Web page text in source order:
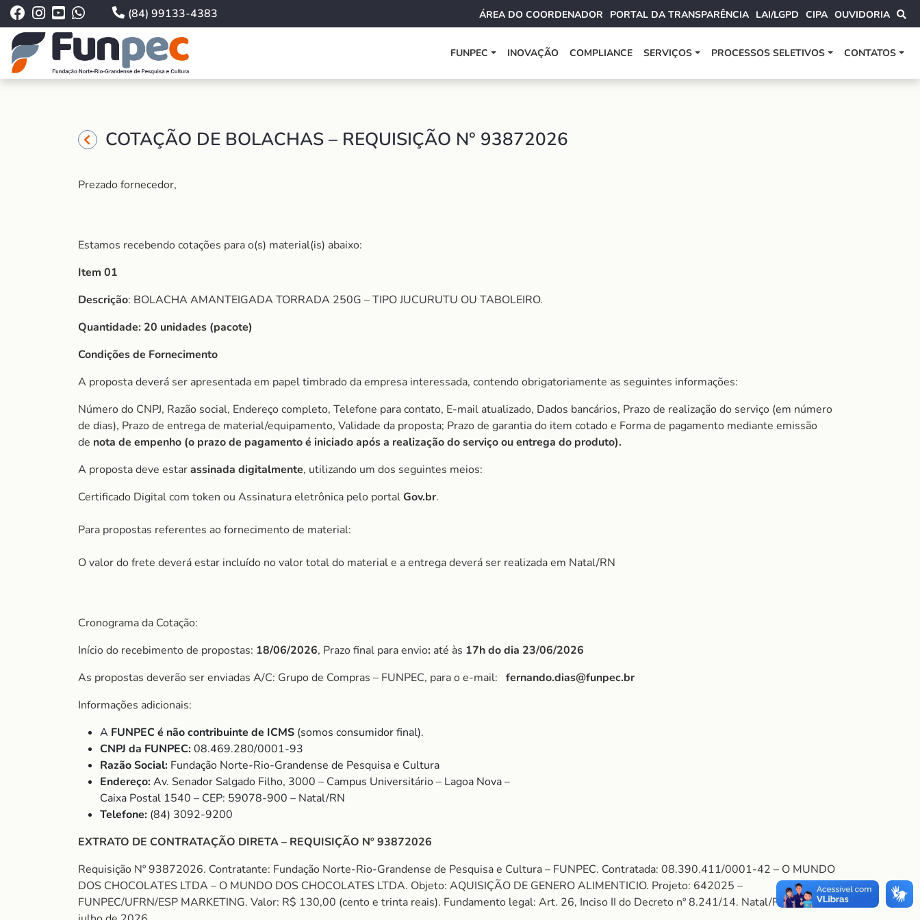
(84) 99133-4383 ÁREA DO COORDENADOR PORTAL DA TRANSPARÊNCIA LAI/LGPD CIPA OUVIDORIA
FUNPEC INOVAÇÃO COMPLIANCE SERVIÇOS PROCESSOS SELETIVOS CONTATOS
COTAÇÃO DE BOLACHAS – REQUISIÇÃO N° 93872026
Prezado fornecedor,
Estamos recebendo cotações para o(s) material(is) abaixo:
Item 01
Descrição: BOLACHA AMANTEIGADA TORRADA 250G – TIPO JUCURUTU OU TABOLEIRO.
Quantidade: 20 unidades (pacote)
Condições de Fornecimento
A proposta deverá ser apresentada em papel timbrado da empresa interessada, contendo obrigatoriamente as seguintes informações:
Número do CNPJ, Razão social, Endereço completo, Telefone para contato, E-mail atualizado, Dados bancários, Prazo de realização do serviço (em número
de dias), Prazo de entrega de material/equipamento, Validade da proposta; Prazo de garantia do item cotado e Forma de pagamento mediante emissão
de nota de empenho (o prazo de pagamento é iniciado após a realização do serviço ou entrega do produto).
A proposta deve estarassinada digitalmente, utilizando um dos seguintes meios:
Certificado Digital com token ou Assinatura eletrônica pelo portalGov.br.
Para propostas referentes ao fornecimento de material:
O valor do frete deverá estar incluído no valor total do material e a entrega deverá ser realizada em Natal/RN
Cronograma da Cotação:
Início do recebimento de propostas: 18/06/2026, Prazo final para envio: até às 17h do dia 23/06/2026
As propostas deverão ser enviadas A/C: Grupo de Compras – FUNPEC, para o e-mail: fernando.dias@funpec.br
Informações adicionais:
A FUNPEC é não contribuinte de ICMS (somos consumidor final).
CNPJ da FUNPEC:08.469.280/0001-93
Razão Social: Fundação Norte-Rio-Grandense de Pesquisa e Cultura
Endereço:Av. Senador Salgado Filho, 3000 – Campus Universitário – Lagoa Nova –
Caixa Postal 1540 – CEP: 59078-900 – Natal/RN
Telefone: (84) 3092-9200
EXTRATO DE CONTRATAÇÃO DIRETA – REQUISIÇÃO Nº 93872026
Requisição Nº 93872026. Contratante: Fundação Norte-Rio-Grandense de Pesquisa e Cultura – FUNPEC. Contratada: 08.390.411/0001-42 – O MUNDO
DOS CHOCOLATES LTDA – O MUNDO DOS CHOCOLATES LTDA. Objeto: AQUISIÇÃO DE GENERO ALIMENTICIO. Projeto: 642025 –
FUNPEC/UFRN/ESP MARKETING. Valor: R$ 130,00 (cento e trinta reais). Fundamento legal: Art. 26, Inciso II do Decreto nº 8.241/14. Natal/RN, 02 de